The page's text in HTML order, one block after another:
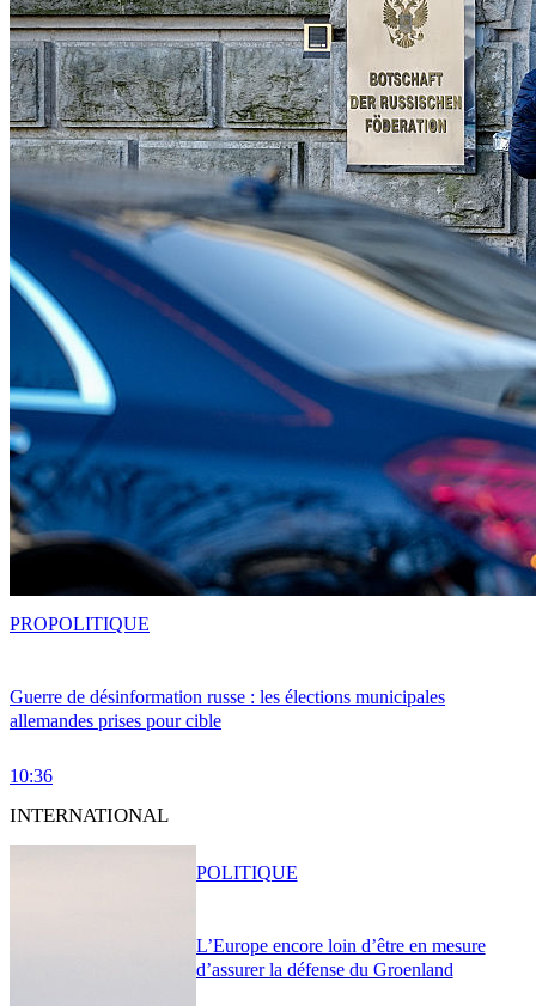
Guerre de désinformation russe : les élections municipales
allemandes prises pour cible
10:36
PROPOLITIQUE
INTERNATIONAL
L’Europe encore loin d’être en mesure
d’assurer la défense du Groenland
POLITIQUE